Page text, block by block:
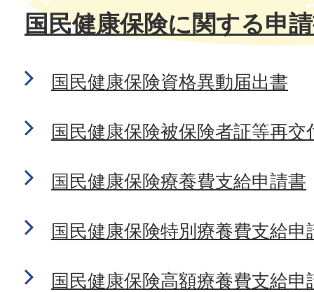
国民健康保険に関する申
国民健康保険資格異動届出書
国民健康保険被保険者証等再交
国民健康保険療養費支給申請書
国民健康保険特別療養費支給申
国民健康保険高額療養費支給申